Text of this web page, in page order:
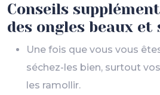
Conseils
des ongles beaux et
Une fois que vous vous
séchez-les bien, surtout
les ramollir.